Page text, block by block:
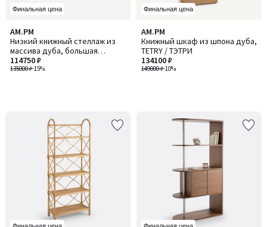
Финальная цена
AM.PM
Низкий книжный стеллаж из
массива дуба, большая
модель, ILOSS / ИЛОСС
135000 ₽-15%
114750 ₽
Финальная цена
AM.PM
Книжный шкаф из шпона дуба,
TETRY / ТЭТРИ
149000 ₽-10%
134100 ₽